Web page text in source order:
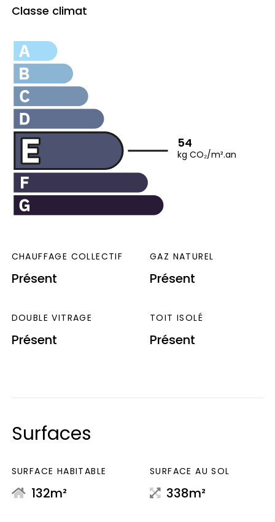
Classe climat
54
kg CO₂/m².an
CHAUFFAGE COLLECTIF
Présent
GAZ NATUREL
Présent
DOUBLE VITRAGE
Présent
TOIT ISOLÉ
Présent
Surfaces
SURFACE HABITABLE
132m²
SURFACE AU SOL
338m²